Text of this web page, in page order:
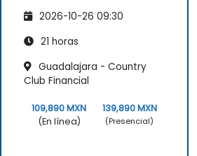
2026-10-26 09:30
21 horas
Guadalajara - Country
Club Financial
109,890 MXN
(En línea)
139,890 MXN
(Presencial)